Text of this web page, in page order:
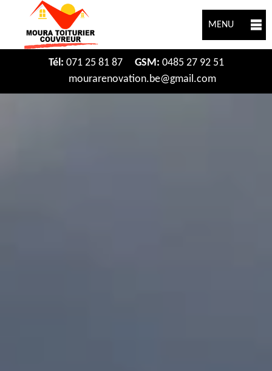
MENU
Tél: 071 25 81 87 GSM: 0485 27 92 51
mourarenovation.be@gmail.com